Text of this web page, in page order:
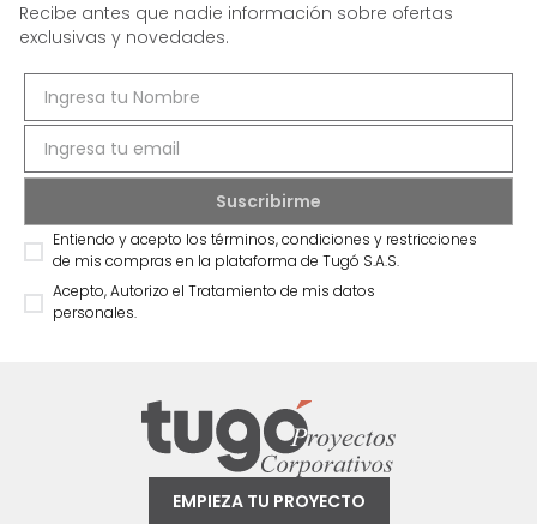
Recibe antes que nadie información sobre ofertas
exclusivas y novedades.
Entiendo y acepto los términos, condiciones y restricciones
de mis compras en la plataforma de Tugó S.A.S.
Acepto, Autorizo el Tratamiento de mis datos
personales.
EMPIEZA TU PROYECTO